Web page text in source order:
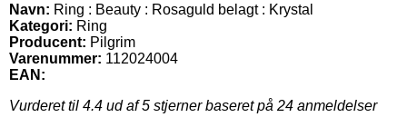
Navn: Ring : Beauty : Rosaguld belagt : Krystal
Kategori: Ring
Producent: Pilgrim
Varenummer: 112024004
EAN:
Vurderet til 4.4 ud af 5 stjerner baseret på 24 anmeldelser